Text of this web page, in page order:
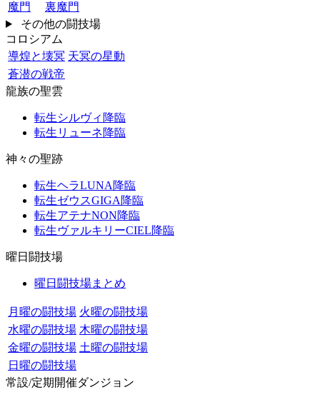
魔門
裏魔門
その他の闘技場
コロシアム
導煌と壊冥 天冥の星動
蒼潜の戦帝
龍族の聖雲
転生シルヴィ降臨
転生リューネ降臨
神々の聖跡
転生ヘラLUNA降臨
転生ゼウスGIGA降臨
転生アテナNON降臨
転生ヴァルキリーCIEL降臨
曜日闘技場
曜日闘技場まとめ
月曜の闘技場 火曜の闘技場
水曜の闘技場 木曜の闘技場
金曜の闘技場 土曜の闘技場
日曜の闘技場
常設/定期開催ダンジョン